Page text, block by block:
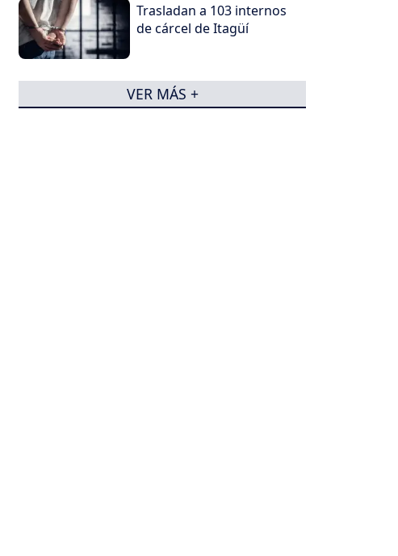
Trasladan a 103 internos
de cárcel de Itagüí
VER MÁS +